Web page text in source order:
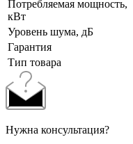
Потребляемая мощность,
кВт
Уровень шума, дБ
Гарантия
Тип товара
Нужна консультация?